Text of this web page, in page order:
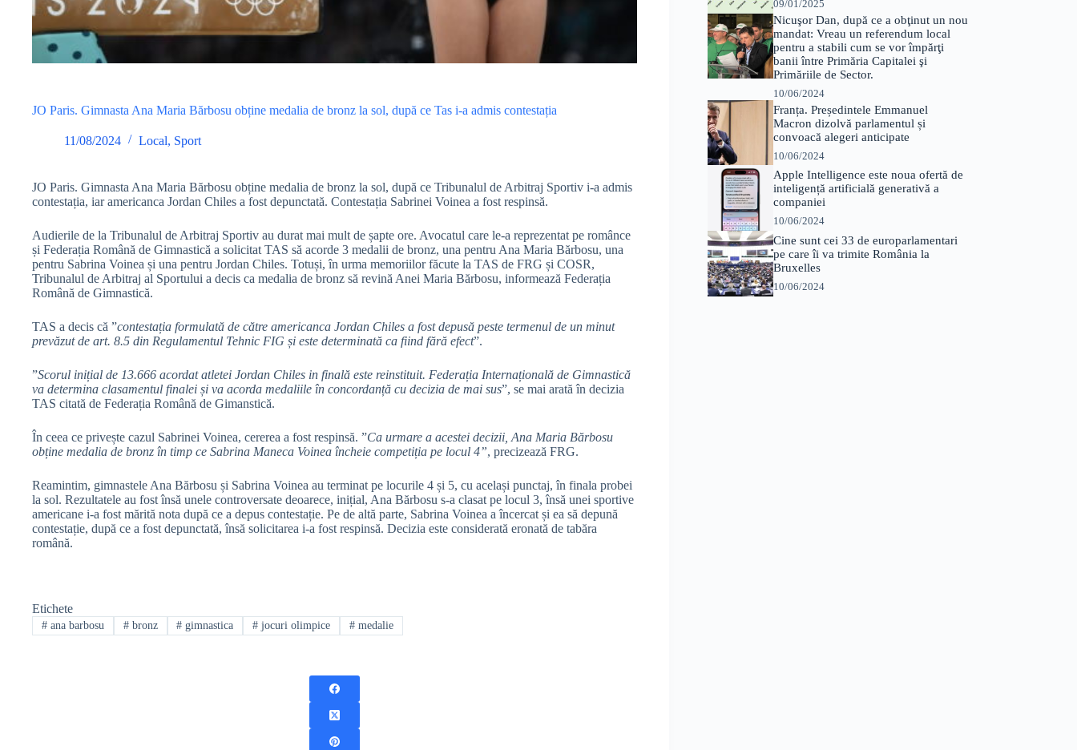
JO Paris. Gimnasta Ana Maria Bărbosu obține medalia de bronz la sol, după ce Tas i-a admis contestația
11/08/2024 Local, Sport
JO Paris. Gimnasta Ana Maria Bărbosu obține medalia de bronz la sol, după ce Tribunalul de Arbitraj Sportiv i-a admis
contestația, iar americanca Jordan Chiles a fost depunctată. Contestația Sabrinei Voinea a fost respinsă.
Audierile de la Tribunalul de Arbitraj Sportiv au durat mai mult de șapte ore. Avocatul care le-a reprezentat pe românce
și Federația Română de Gimnastică a solicitat TAS să acorde 3 medalii de bronz, una pentru Ana Maria Bărbosu, una
pentru Sabrina Voinea și una pentru Jordan Chiles. Totuși, în urma memoriilor făcute la TAS de FRG și COSR,
Tribunalul de Arbitraj al Sportului a decis ca medalia de bronz să revină Anei Maria Bărbosu, informează Federația
Română de Gimnastică.
TAS a decis că ⁠⁠”contestația formulată de către americanca Jordan Chiles a fost depusă peste termenul de un minut
prevăzut de art. 8.5 din Regulamentul Tehnic FIG și este determinată ca fiind fără efect”.
⁠⁠”Scorul inițial de 13.666 acordat atletei Jordan Chiles in finală este reinstituit. Federația Internațională de Gimnastică
va determina clasamentul finalei și va acorda medaliile în concordanță cu decizia de mai sus”, se mai arată în decizia
TAS citată de Federația Română de Gimanstică.
În ceea ce privește cazul Sabrinei Voinea, cererea a fost respinsă. ”Ca urmare a acestei decizii, Ana Maria Bărbosu
obține medalia de bronz în timp ce Sabrina Maneca Voinea încheie competiția pe locul 4”, precizează FRG.
Reamintim, gimnastele Ana Bărbosu și Sabrina Voinea au terminat pe locurile 4 și 5, cu același punctaj, în finala probei
la sol. Rezultatele au fost însă unele controversate deoarece, inițial, Ana Bărbosu s-a clasat pe locul 3, însă unei sportive
americane i-a fost mărită nota după ce a depus contestație. Pe de altă parte, Sabrina Voinea a încercat și ea să depună
contestație, după ce a fost depunctată, însă solicitarea i-a fost respinsă. Decizia este considerată eronată de tabăra
română.
Etichete
#ana barbosu #bronz # gimnastica # jocuri olimpice # medalie
09/01/2025
Nicuşor Dan, după ce a obţinut un nou
mandat: Vreau un referendum local
pentru a stabili cum se vor împărţi
banii între Primăria Capitalei şi
Primăriile de Sector.
10/06/2024
Franța. Președintele Emmanuel
Macron dizolvă parlamentul și
convoacă alegeri anticipate
10/06/2024
Apple Intelligence este noua ofertă de
inteligență artificială generativă a
companiei
10/06/2024
Cine sunt cei 33 de europarlamentari
pe care îi va trimite România la
Bruxelles
10/06/2024